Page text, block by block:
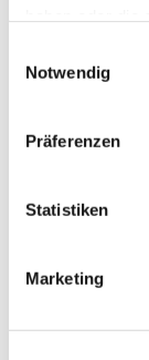
Notwendig
Präferenzen
Statistiken
Marketing